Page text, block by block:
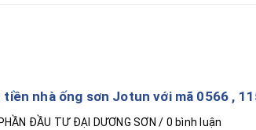
tiền nhà ống sơn Jotun với mã 0566 ,
ĐẦU TƯ ĐẠI DƯƠNG SƠN / 0 bình luận